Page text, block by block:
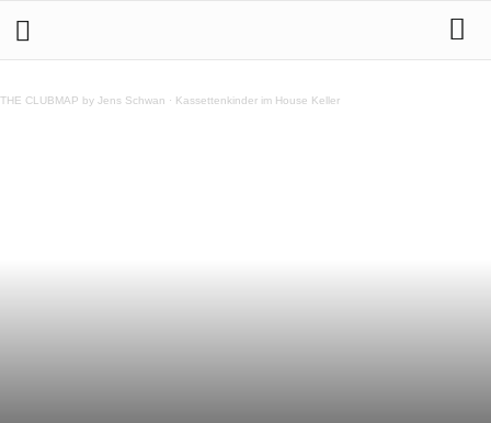
THE CLUBMAP by Jens Schwan · Kassettenkinder im House Keller